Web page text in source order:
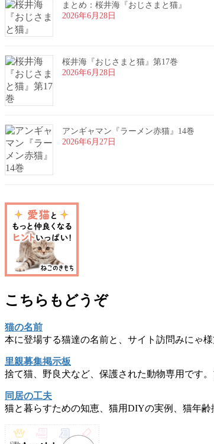
まとめ：桜井海『おじさまと猫』
2026年6月28日
桜井海『おじさまと猫』第17巻
2026年6月28日
アンギャマン『ラーメン赤猫』14巻
2026年6月27日
こちらもどうぞ
猫の名前
本に登場する猫達の名前と、サイト訪問みにゃ
里親募集掲示板
捨て猫、野良犬など、保護された動物専用です
同居の工夫
猫と暮らすための知恵、猫用DIYの実例、猫年